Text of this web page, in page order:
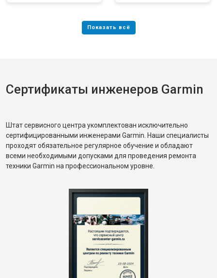
Сертификаты инженеров Garmin
Штат сервисного центра укомплектован исключительно
сертифицированными инженерами Garmin. Наши специалисты
проходят обязательное регулярное обучение и обладают
всеми необходимыми допусками для проведения ремонта
техники Garmin на профессиональном уровне.